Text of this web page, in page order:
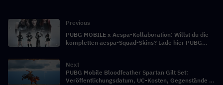
Previous
PUBG MOBILE x Aespa-Kollaboration: Willst du die
kompletten aespa-Squad-Skins? Lade hier PUBG
Next
PUBG Mobile Bloodfeather Spartan Gilt Set:
Veröffentlichungsdatum, UC-Kosten, Gegenstände &